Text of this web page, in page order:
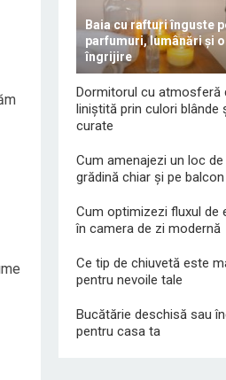
Baia cu rafturi înguste
parfumuri, lumânări și
îngrijire
Dormitorul cu atmosferă
liniștită prin culori blânde
curate
Cum amenajezi un loc de
grădină chiar și pe balcon
Cum optimizezi fluxul de
în camera de zi modernă
Ce tip de chiuvetă este
pentru nevoile tale
Bucătărie deschisă sau
pentru casa ta